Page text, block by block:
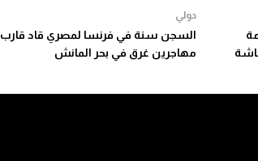
دولي
السجن سنة في فرنسا لمصري قاد قارب
مهاجرين غرق في بحر المانش